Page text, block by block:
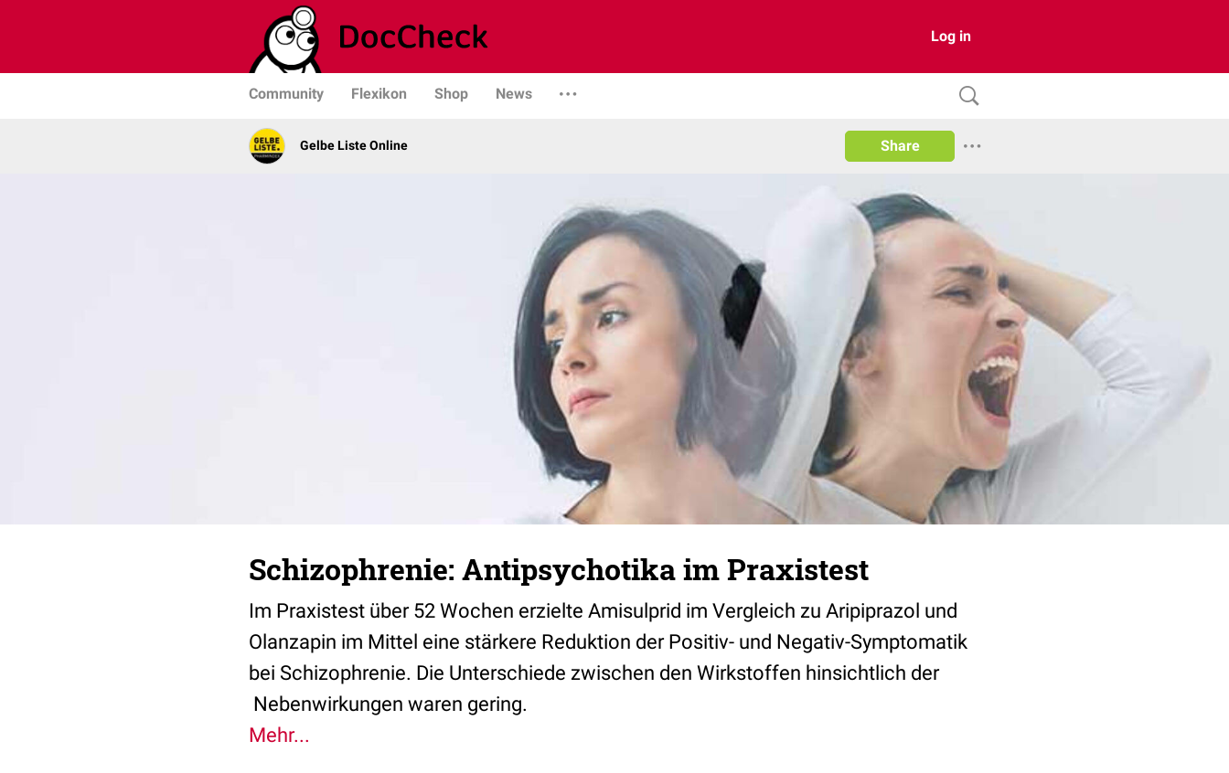
Log in
Community Flexikon Shop News
Gelbe Liste Online Share
Schizophrenie: Antipsychotika im Praxistest
Im Praxistest über 52 Wochen erzielte Amisulprid im Vergleich zu Aripiprazol und
Olanzapin im Mittel eine stärkere Reduktion der Positiv- und Negativ-Symptomatik
bei Schizophrenie. Die Unterschiede zwischen den Wirkstoffen hinsichtlich der
Nebenwirkungen waren gering.
Mehr...